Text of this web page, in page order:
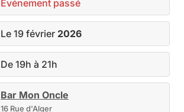
Événement passé
Le 19 février 2026
De 19h à 21h
Bar Mon Oncle
16 Rue d'Alger